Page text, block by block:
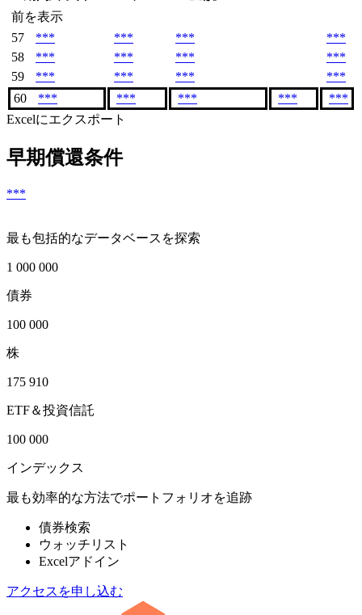
前を表示
57
*** *** ***
***
58
*** *** ***
***
59
*** *** ***
***
60
*** *** *** ***
***
Excelにエクスポート
早期償還条件
***
最も包括的なデータベースを探索
1 000 000
債券
100 000
株
175 910
ETF＆投資信託
100 000
インデックス
最も効率的な方法でポートフォリオを追跡
債券検索
ウォッチリスト
Excelアドイン
アクセスを申し込む